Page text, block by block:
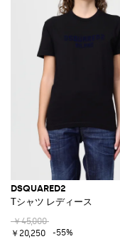
DSQUARED2
Tシャツ レディース
￥45,000
￥20,250
-55%